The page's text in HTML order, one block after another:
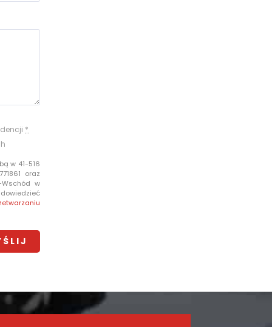
*
w 41-516
oraz
Wschód w